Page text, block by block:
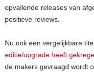
opvallende releases van
positieve reviews.
Nu ook een vergelijkbare
editie/upgrade heeft
de makers gevraagd wordt